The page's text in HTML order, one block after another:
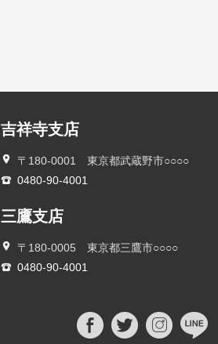
吉祥寺支店
〒180-0001 東京都武蔵野市○○○○
0480-90-4001
三鷹支店
〒180-0005 東京都三鷹市○○○○
0480-90-4001